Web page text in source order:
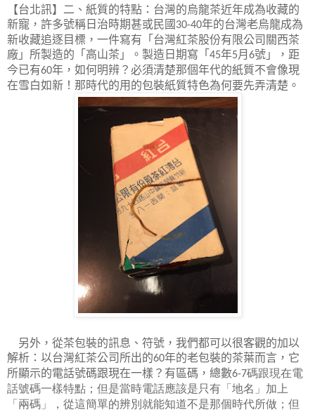
【台北訊】二、紙質的特點：台灣的烏龍茶近年成為收藏的
新寵，許多號稱日治時期甚或民國30-40年的台灣老烏龍成為
新收藏追逐目標，一件寫有「台灣紅茶股份有限公司關西茶
廠」所製造的「高山茶」。 製造日期寫「45年5月6號」，距
今已有60年，如何明辨？必須清楚那個年代的紙質不會像現
在雪白如新！那時代的用的包裝紙質特色為何要先弄清楚。
另外，從茶包裝的訊息、符號，我們都可以很客觀的加以
解析：以台灣紅茶公司所出的60年的老包裝的茶葉而言，它
所顯示的電話號碼跟現在一樣？有區碼，總數6-7碼跟現在電
話號碼一樣特點；但是當時電話應該是只有「地名」加上
「兩碼 」，從這簡單的辨別就能知道不是那個時代所做；但